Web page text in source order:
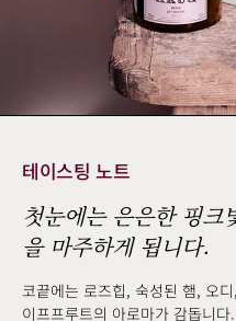
테이스팅 노트
첫눈에는 은은한 핑
을 마주하게 됩니다.
코끝에는 로즈힙, 숙성된 햄, 오